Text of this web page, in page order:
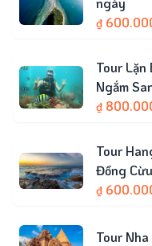
₫
Tour Lặn
Ngắm
₫
Tour
Đồng
₫
Tour